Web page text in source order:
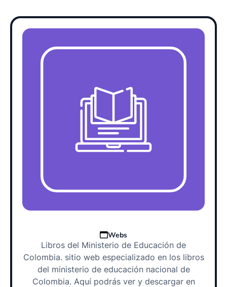
Webs
Libros del Ministerio de Educación de
Colombia. sitio web especializado en los libros
del ministerio de educación nacional de
Colombia. Aquí podrás ver y descargar en